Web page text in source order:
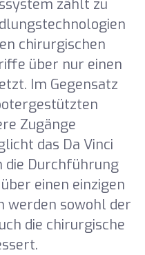
Medizintourismus
zählt zu
chirurgischen
über nur einen
Im Gegensatz
Zugänge
das Da Vinci
die Durchführung
einen einzigen
werden sowohl der
die chirurgische